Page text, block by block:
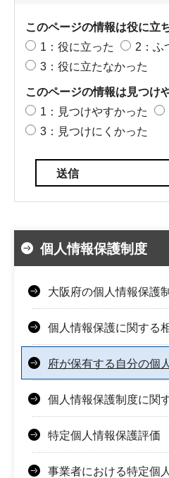
このページの情報は役に立
1：役に立った
2：ふ
3：役に立たなかった
このページの情報は見つけ
1：見つけやすかった
3：見つけにくかった
個人情報保護制度
大阪府の個人情報保護
個人情報保護に関する
府が保有する自分の個
個人情報保護制度に関
特定個人情報保護評価
事業者における特定個